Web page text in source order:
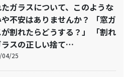
ガラスについて、このような
不安はありませんか？ 「窓ガ
が割れたらどうする？」 「割れ
ラスの正しい捨て…
04/25